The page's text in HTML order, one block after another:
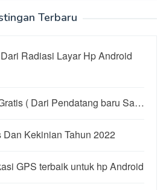
Terbaru
Radiasi Layar Hp Android
( Dari Pendatang baru Sa…
Kekinian Tahun 2022
GPS terbaik untuk hp Android